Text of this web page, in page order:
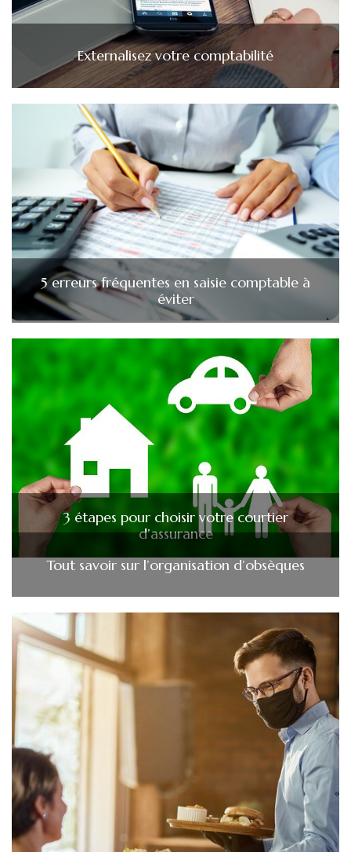
Externalisez votre comptabilité
5 erreurs fréquentes en saisie comptable à
éviter
3 étapes pour choisir votre courtier
d’assurance
Tout savoir sur l’organisation d’obsèques